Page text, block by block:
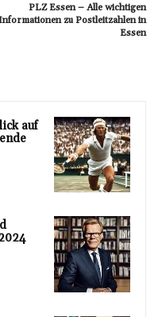
PLZ Essen – Alle wichtigen
zu Postleitzahlen in
Essen
auf